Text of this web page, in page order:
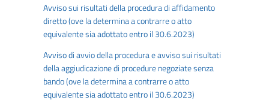
Avviso sui risultati della procedura di affidamento
diretto (ove la determina a contrarre o atto
equivalente sia adottato entro il 30.6.2023)
Avviso di avvio della procedura e avviso sui risultati
della aggiudicazione di procedure negoziate senza
bando (ove la determina a contrarre o atto
equivalente sia adottato entro il 30.6.2023)